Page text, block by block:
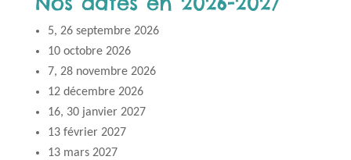
5, 26 septembre 2026
10 octobre 2026
7, 28 novembre 2026
12 décembre 2026
16, 30 janvier 2027
13 février 2027
13 mars 2027